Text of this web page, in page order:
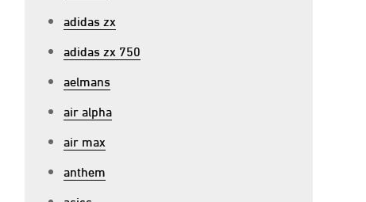
adidas zx
adidas zx 750
aelmans
air alpha
air max
anthem